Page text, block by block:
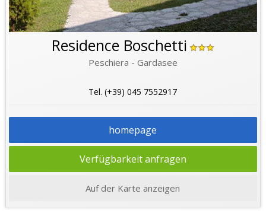
Residence Boschetti
Peschiera - Gardasee
Tel. (+39) 045 7552917
homepage
Verfügbarkeit anfragen
Auf der Karte anzeigen